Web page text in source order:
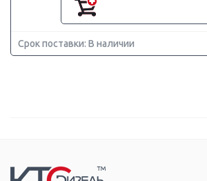
Срок поставки: В наличии